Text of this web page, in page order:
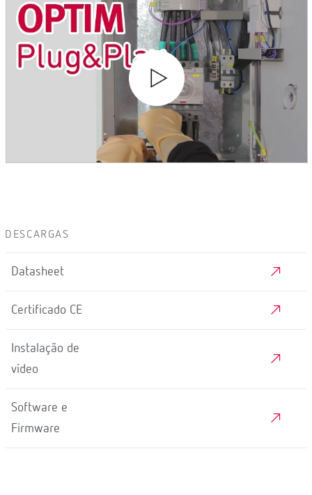
DESCARGAS
Datasheet
Certificado CE
Instalação de
vídeo
Software e
Firmware